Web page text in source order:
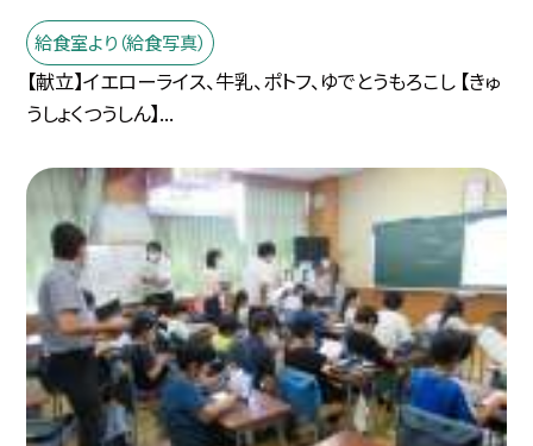
給食室より（給食写真）
【献立】イエローライス、牛乳、ポトフ、ゆでとうもろこし 【きゅ
うしょくつうしん】...